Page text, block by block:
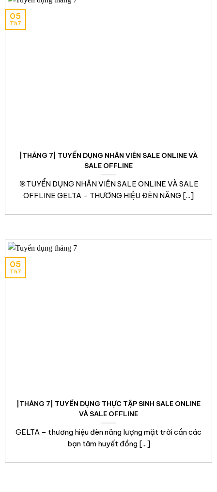
|THÁNG 7| TUYỂN DỤNG NHÂN VIÊN SALE ONLINE VÀ
SALE OFFLINE
️🎯TUYỂN DỤNG NHÂN VIÊN SALE ONLINE VÀ SALE
OFFLINE GELTA – THƯƠNG HIỆU ĐÈN NĂNG [...]
05
Th7
|THÁNG 7| TUYỂN DỤNG THỰC TẬP SINH SALE ONLINE
VÀ SALE OFFLINE
GELTA – thương hiệu đèn năng lượng mặt trời cần các
bạn tâm huyết đồng [...]
05
Th7